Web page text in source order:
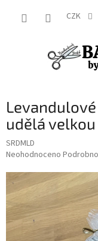
CZK
Levandulové
udělá
SRDMLD
Průměrné
produktu
0,0
z
5
hvězdiček.
Neohodnoceno